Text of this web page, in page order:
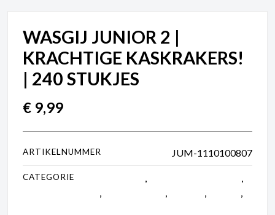
WASGIJ JUNIOR 2 |
KRACHTIGE KASKRAKERS!
| 240 STUKJES
€ 9,99
ARTIKELNUMMER JUM-1110100807
CATEGORIE ,
,
, , ,
,